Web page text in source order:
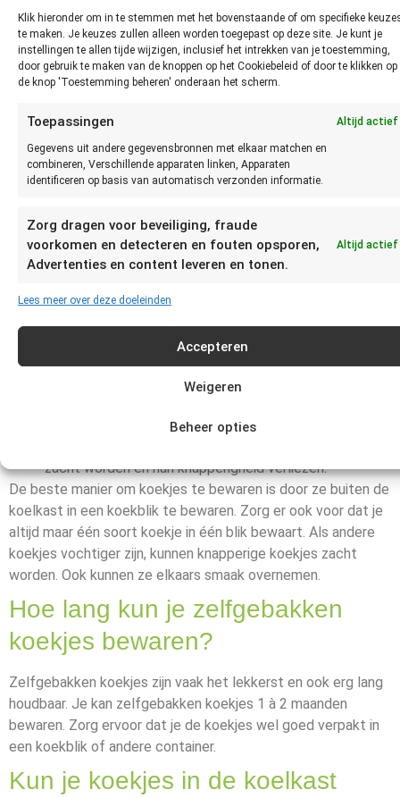
Klik hieronder om in te stemmen met het bovenstaande of om specifieke
te maken. Je keuzes zullen alleen worden toegepast op deze site. Je kunt je
instellingen te allen tijde wijzigen, inclusief het intrekken van je toestemming,
door gebruik te maken van de knoppen op het Cookiebeleid of door te klikken op
de knop 'Toestemming beheren' onderaan het scherm.
Toepassingen Altijd actief
Gegevens uit andere gegevensbronnen met elkaar matchen en
combineren, Verschillende apparaten linken, Apparaten
identificeren op basis van automatisch verzonden informatie.
Zorg dragen voor beveiliging, fraude
voorkomen en detecteren en fouten opsporen,
Advertenties en content leveren en tonen.
Altijd actief
Lees meer over deze doeleinden
Accepteren
Weigeren
Beheer opties
je
vaststellen of koekjes niet meer
goed zijn?
Je kunt het beste vaststellen of Koekjes niet meer goed zijn
door te zien, ruiken en proeven. Als de Koekjes muf en
uitgedroogd zijn of niet meer goed smaken dienen ze
weggegooid te worden.
Hoe lang kun je koekjes
bewaren?
blik, bus of koektrommel bewaard worden.
zacht worden en hun knapperigheid verliezen.
De beste manier om koekjes te bewaren is door ze buiten de
koelkast in een koekblik te bewaren. Zorg er ook voor dat je
altijd maar één soort koekje in één blik bewaart. Als andere
koekjes vochtiger zijn, kunnen knapperige koekjes zacht
worden. Ook kunnen ze elkaars smaak overnemen.
Hoe lang kun je zelfgebakken
koekjes bewaren?
Zelfgebakken koekjes zijn vaak het lekkerst en ook erg lang
houdbaar. Je kan zelfgebakken koekjes 1 à 2 maanden
bewaren. Zorg ervoor dat je de koekjes wel goed verpakt in
een koekblik of andere container.
Kun je koekjes in de koelkast